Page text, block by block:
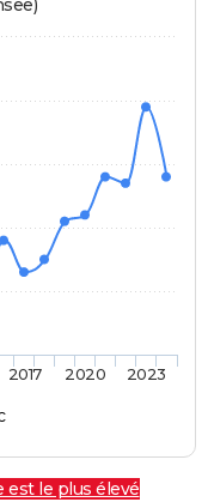
2017 2020 2023
est le plus élevé